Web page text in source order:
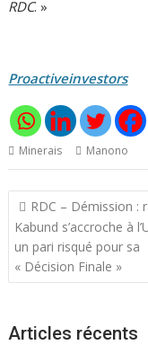
RDC. »
Proactiveinvestors
Minerais Manono
Navigation
de
l’article
RDC – Démission :
Kabund s’accroche à
un pari risqué pour sa
« Décision Finale »
Articles récents